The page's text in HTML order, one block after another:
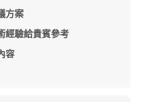
方案
經驗給貴賓參考
容